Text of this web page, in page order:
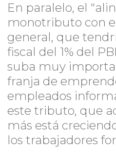
En paralelo, el
monotributo con
general, que
fiscal del 1% del
suba muy
franja de
empleados
este tributo, que
más está
los trabajadores